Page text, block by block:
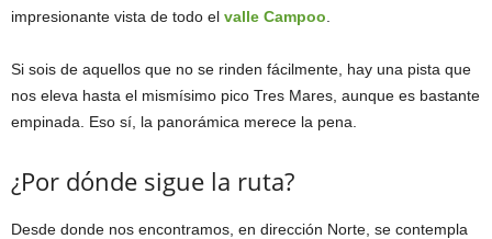
impresionante vista de todo el valle Campoo
Si sois de aquellos que no se rinden fácilmente, hay una pista que
nos eleva hasta el mismísimo pico Tres Mares, aunque es bastante
empinada. Eso sí, la panorámica merece la pena.
¿Por dónde sigue la ruta?
Desde donde nos encontramos, en dirección Norte, se contempla